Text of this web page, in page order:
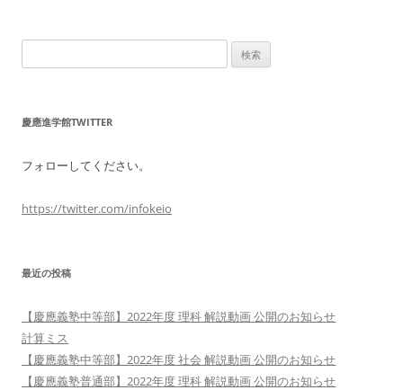
索:
慶應進学館TWITTER
フォローしてください。
https://twitter.com/infokeio
最近の投稿
【慶應義塾中等部】2022年度 理科 解説動画 公開のお知らせ
計算ミス
【慶應義塾中等部】2022年度 社会 解説動画 公開のお知らせ
【慶應義塾普通部】2022年度 理科 解説動画 公開のお知らせ